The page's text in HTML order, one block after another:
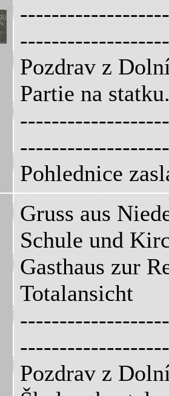
-------------------
Pozdrav z
Partie na
-------------------
Pohlednice
Gruss aus
Schule und
Gasthaus zur
Totalansicht
-------------------
Pozdrav z